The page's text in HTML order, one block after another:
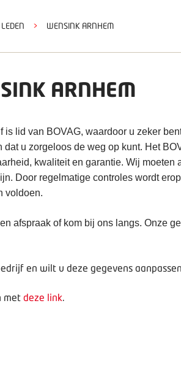
LEDEN > WENSINK ARNHEM
ARNHEM
is lid van BOVAG, waardoor u zeker
dat u zorgeloos de weg op kunt. Het
kwaliteit en garantie. Wij moeten
Door regelmatige controles wordt
voldoen.
afspraak of kom bij ons langs. Onze
en wilt u deze gegevens
met deze link.